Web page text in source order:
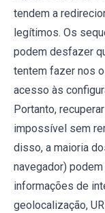
tendem a
legítimos. Os
podem desfazer
tentem fazer nos
acesso às
Portanto,
impossível sem
disso, a maioria
navegador)
informações de
geolocalização,